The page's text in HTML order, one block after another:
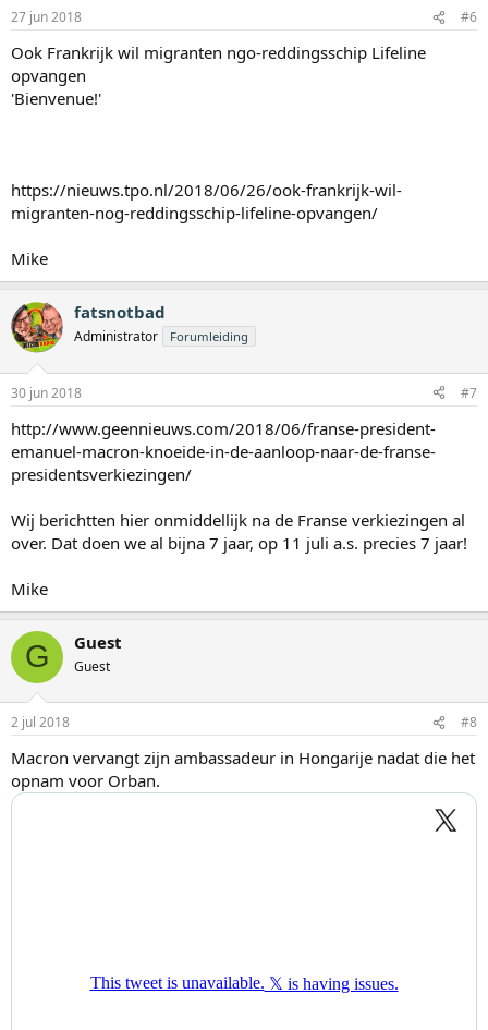
27 jun 2018 #6
Ook Frankrijk wil migranten ngo-reddingsschip Lifeline
opvangen
'Bienvenue!'
https://nieuws.tpo.nl/2018/06/26/ook-frankrijk-wil-
migranten-nog-reddingsschip-lifeline-opvangen/
Mike
fatsnotbad
Administrator Forumleiding
30 jun 2018 #7
http://www.geennieuws.com/2018/06/franse-president-
emanuel-macron-knoeide-in-de-aanloop-naar-de-franse-
presidentsverkiezingen/
Wij berichtten hier onmiddellijk na de Franse verkiezingen al
over. Dat doen we al bijna 7 jaar, op 11 juli a.s. precies 7 jaar!
Mike
G Guest
Guest
2 jul 2018 #8
Macron vervangt zijn ambassadeur in Hongarije nadat die het
opnam voor Orban.